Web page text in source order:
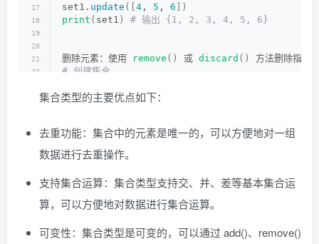
set1. update ([ 4 , 5 , 6 ])
print ( set1 ) # 输出 {1, 2, 3, 4, 5, 6}
删除元素：使用 remove () 或 discard ()
方法删除指定
# 创建集合
print
(set1) # 输出 {1, 2, 4, 5}
# 随机删除一个元素
print(set1) # 输出 {2, 4, 5}
# 删除不存在的元素
set1.
discard
print(set1) # 输出 {2, 4, 5}
集合类型的主要优点如下：
去重功能：集合中的元素是唯一的，可以方便地对一组
数据进行去重操作。
支持集合运算：集合类型支持交、并、差等基本集合运
算，可以方便地对数据进行集合运算。
可变性：集合类型是可变的，可以通过 add()、remove()